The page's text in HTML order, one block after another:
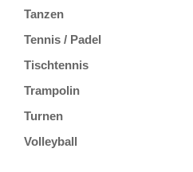
Tanzen
Tennis / Padel
Tischtennis
Trampolin
Turnen
Volleyball